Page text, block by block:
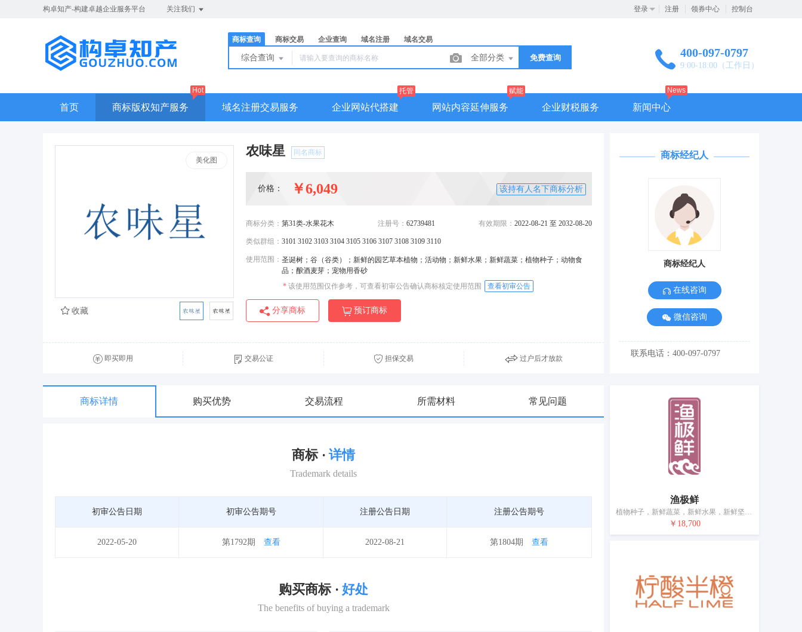
构卓知产-构建卓越企业服务平台 关注我们 登录 注册 领券中心 控制台
商标查询 商标交易 企业查询 域名注册 域名交易
综合查询 全部分类 免费查询 400-097-0797
9:00-18:00（工作日）
首页 商标版权知产服务
Hot
域名注册交易服务 企业网站代搭建
托管
网站内容延伸服务
赋能
企业财税服务 新闻中心
News
美化图
农味星 同名商标
价格： ￥6,049 该持有人名下商标分析
商标分类： 第31类-水果花木 注册号： 62739481 有效期限： 2022-08-21 至 2032-08-20
类似群组： 3101 3102 3103 3104 3105 3106 3107 3108 3109 3110
使用范围： 圣诞树；谷（谷类）；新鲜的园艺草本植物；活动物；新鲜水果；新鲜蔬菜；植物种子；动物食
品；酿酒麦芽；宠物用香砂
* 该使用范围仅作参考，可查看初审公告确认商标核定使用范围 查看初审公告
分享商标 预订商标
收藏
即买即用 交易公证 担保交易 过户后才放款
商标详情 购买优势 交易流程 所需材料 常见问题
商标 · 详情
Trademark details
初审公告日期 初审公告期号 注册公告日期 注册公告期号
2022-05-20 第1792期 查看 2022-08-21 第1804期 查看
购买商标 · 好处
The benefits of buying a trademark
商标经纪人
商标经纪人
在线咨询
微信咨询
联系电话：400-097-0797
渔极鲜
植物种子，新鲜蔬菜，新鲜水果，新鲜坚果，活鲍鱼，贝壳类动物（活的），活鱼，活螃蟹，虾（活的），活动物
￥18,700